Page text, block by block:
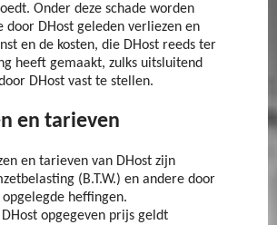
Onder deze schade worden
door DHost geleden verliezen en
en de kosten, die DHost reeds ter
heeft gemaakt, zulks uitsluitend
DHost vast te stellen.
en tarieven
en tarieven van DHost zijn
(B.T.W.) en andere door
heffingen.
opgegeven prijs geldt